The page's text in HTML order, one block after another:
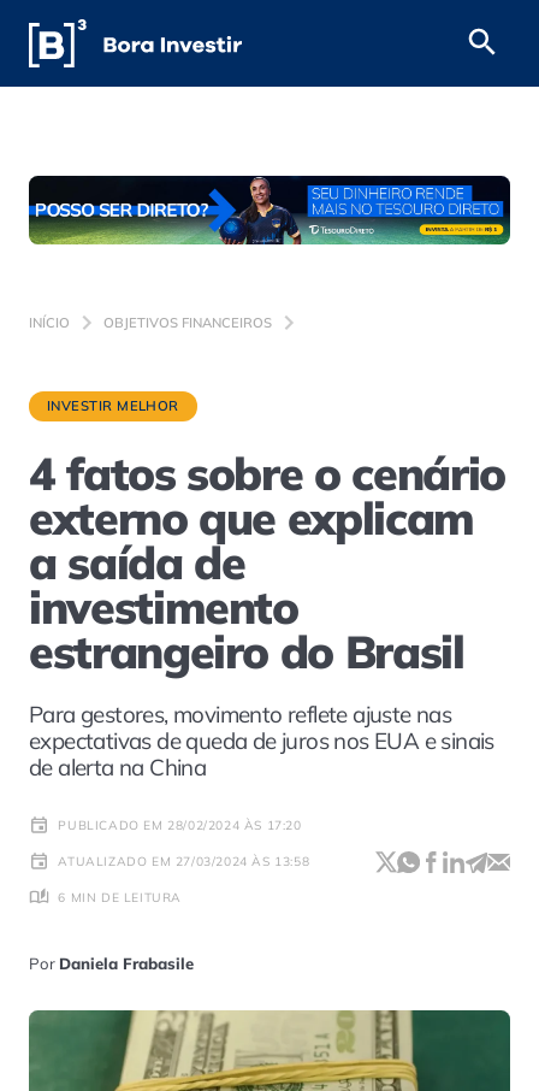
INÍCIO OBJETIVOS FINANCEIROS
INVESTIR MELHOR
4 fatos sobre o cenário
externo que explicam
a saída de
investimento
estrangeiro do Brasil
Para gestores, movimento reflete ajuste nas
expectativas de queda de juros nos EUA e sinais
de alerta na China
PUBLICADO EM 28/02/2024 ÀS 17:20
ATUALIZADO EM 27/03/2024 ÀS 13:58
6 MIN DE LEITURA
Por Daniela Frabasile